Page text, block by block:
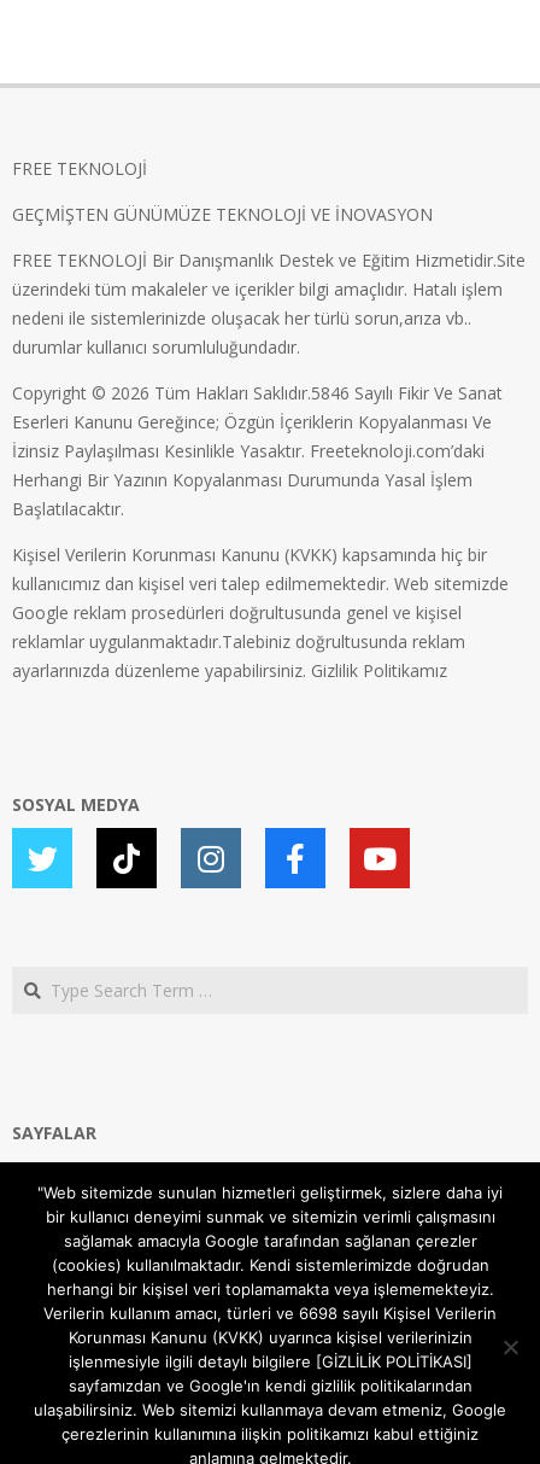
FREE TEKNOLOJİ
GEÇMİŞTEN GÜNÜMÜZE TEKNOLOJİ VE İNOVASYON
FREE TEKNOLOJİ Bir Danışmanlık Destek ve Eğitim Hizmetidir.Site
üzerindeki tüm makaleler ve içerikler bilgi amaçlıdır. Hatalı işlem
nedeni ile sistemlerinizde oluşacak her türlü sorun,arıza vb..
durumlar kullanıcı sorumluluğundadır.
Copyright © 2026 Tüm Hakları Saklıdır.5846 Sayılı Fikir Ve Sanat
Eserleri Kanunu Gereğince; Özgün İçeriklerin Kopyalanması Ve
İzinsiz Paylaşılması Kesinlikle Yasaktır. Freeteknoloji.com’daki
Herhangi Bir Yazının Kopyalanması Durumunda Yasal İşlem
Başlatılacaktır.
Kişisel Verilerin Korunması Kanunu (KVKK) kapsamında hiç bir
kullanıcımız dan kişisel veri talep edilmemektedir. Web sitemizde
Google reklam prosedürleri doğrultusunda genel ve kişisel
reklamlar uygulanmaktadır.Talebiniz doğrultusunda reklam
ayarlarınızda düzenleme yapabilirsiniz. Gizlilik Politikamız
SOSYAL MEDYA
Search
SAYFALAR
Gizlilik ve Çerezler (Cookies) Politikası
Hakkımızda
İletişim Kanalları
MODEM KURULUM
TEKNİK DESTEK
TELEVİZYON SİSTEMLERİ
"Web sitemizde sunulan hizmetleri geliştirmek, sizlere daha iyi
bir kullanıcı deneyimi sunmak ve sitemizin verimli çalışmasını
sağlamak amacıyla Google tarafından sağlanan çerezler
(cookies) kullanılmaktadır. Kendi sistemlerimizde doğrudan
herhangi bir kişisel veri toplamamakta veya işlememekteyiz.
Verilerin kullanım amacı, türleri ve 6698 sayılı Kişisel Verilerin
Korunması Kanunu (KVKK) uyarınca kişisel verilerinizin
işlenmesiyle ilgili detaylı bilgilere [GİZLİLİK POLİTİKASI]
sayfamızdan ve Google'ın kendi gizlilik politikalarından
ulaşabilirsiniz. Web sitemizi kullanmaya devam etmeniz, Google
çerezlerinin kullanımına ilişkin politikamızı kabul ettiğiniz
anlamına gelmektedir.